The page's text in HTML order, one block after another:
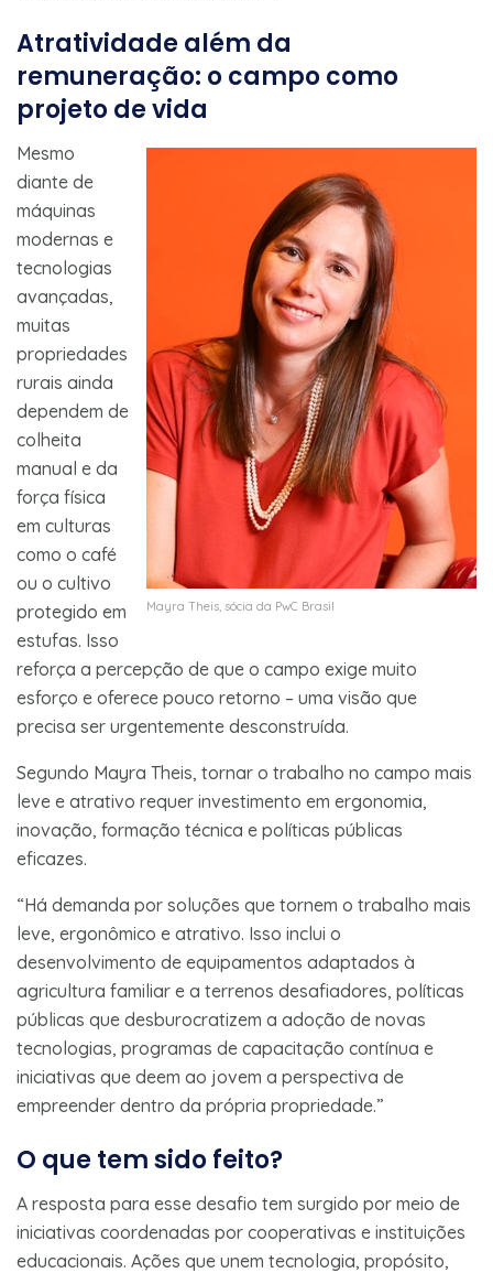
Atratividade além da
remuneração: o campo como
projeto de vida
Mayra Theis, sócia da PwC Brasil
Mesmo
diante de
máquinas
modernas e
tecnologias
avançadas,
muitas
propriedades
rurais ainda
dependem de
colheita
manual e da
força física
em culturas
como o café
ou o cultivo
protegido em
estufas. Isso
reforça a percepção de que o campo exige muito
esforço e oferece pouco retorno – uma visão que
precisa ser urgentemente desconstruída.
Segundo Mayra Theis, tornar o trabalho no campo mais
leve e atrativo requer investimento em ergonomia,
inovação, formação técnica e políticas públicas
eficazes.
“Há demanda por soluções que tornem o trabalho mais
leve, ergonômico e atrativo. Isso inclui o
desenvolvimento de equipamentos adaptados à
agricultura familiar e a terrenos desafiadores, políticas
públicas que desburocratizem a adoção de novas
tecnologias, programas de capacitação contínua e
iniciativas que deem ao jovem a perspectiva de
empreender dentro da própria propriedade.”
O que tem sido feito?
A resposta para esse desafio tem surgido por meio de
iniciativas coordenadas por cooperativas e instituições
educacionais. Ações que unem tecnologia, propósito,